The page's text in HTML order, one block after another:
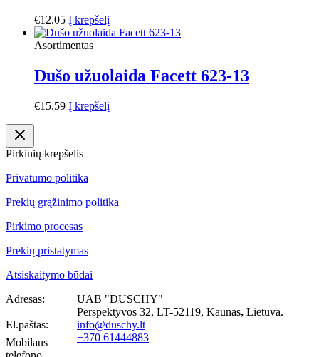
€12.05 Į krepšelį
Asortimentas
Dušo užuolaida Facett 623-13
€15.59 Į krepšelį
Pirkinių krepšelis
Privatumo politika
Prekių grąžinimo politika
Pirkimo procesas
Prekių pristatymas
Atsiskaitymo būdai
Adresas:
UAB "DUSCHY"
Perspektyvos 32, LT-52119, Kaunas, Lietuva.
El.paštas:
info@duschy.lt
Mobilaus
+370 61444883